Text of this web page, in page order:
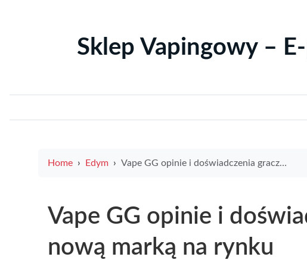
Sklep Vapingowy –
Home Edym Vape GG opinie i doświadczenia graczy z nową marką na rynku
Vape GG opinie i
nową marką na rynku